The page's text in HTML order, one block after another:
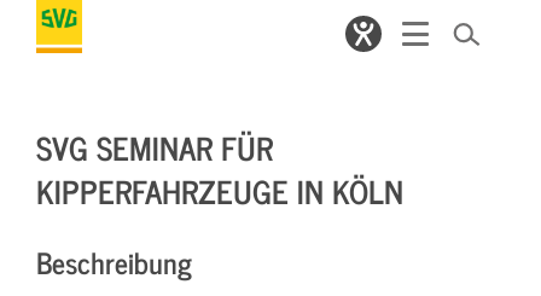
SVG SEMINAR FÜR
KIPPERFAHRZEUGE IN KÖLN
Beschreibung